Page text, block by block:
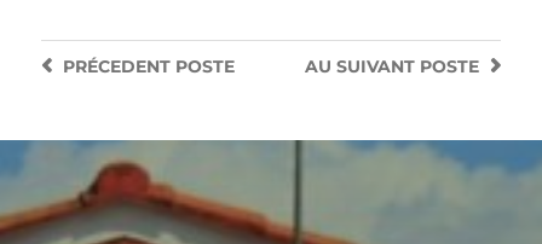
AU SUIVANT POSTE
PRÉCEDENTPOSTE